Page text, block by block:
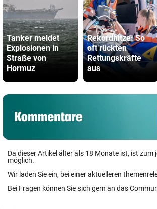
Tanker meldet
Explosionen in
Straße von
Hormuz
Rekordhitze: So
oft rückten
Rettungskräfte
aus
Da dieser Artikel älter als 18 Monate ist, ist
möglich.
Wir laden Sie ein, bei einer aktuelleren
Bei Fragen können Sie sich gern an das